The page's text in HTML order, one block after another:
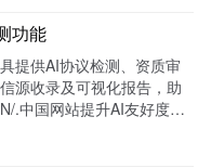
功能
提供AI协议检测、资质审
源收录及可视化报告，助
.中国网站提升AI友好度与